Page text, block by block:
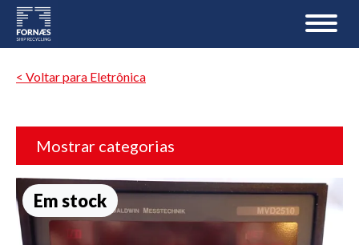
< Voltar para Eletrônica
Mostrar categorias
Em stock